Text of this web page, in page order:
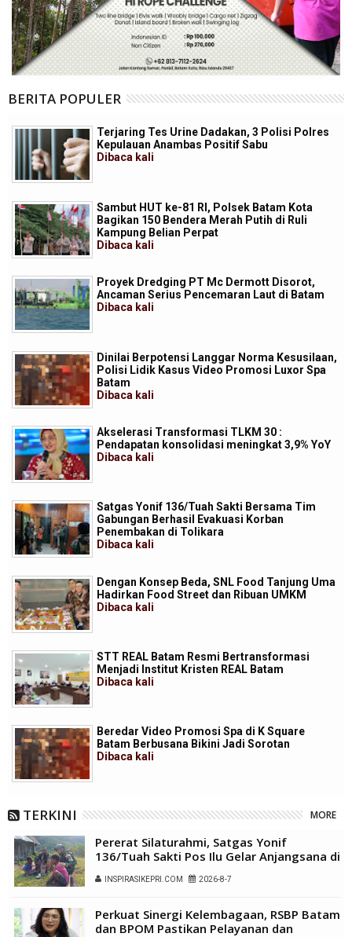
BERITA POPULER
Terjaring Tes Urine Dadakan, 3 Polisi Polres
Kepulauan Anambas Positif Sabu
Dibaca kali
Sambut HUT ke-81 RI, Polsek Batam Kota
Bagikan 150 Bendera Merah Putih di Ruli
Kampung Belian Perpat
Dibaca kali
Proyek Dredging PT Mc Dermott Disorot,
Ancaman Serius Pencemaran Laut di Batam
Dibaca kali
Dinilai Berpotensi Langgar Norma Kesusilaan,
Polisi Lidik Kasus Video Promosi Luxor Spa
Batam
Dibaca kali
Akselerasi Transformasi TLKM 30 :
Pendapatan konsolidasi meningkat 3,9% YoY
Dibaca kali
Satgas Yonif 136/Tuah Sakti Bersama Tim
Gabungan Berhasil Evakuasi Korban
Penembakan di Tolikara
Dibaca kali
Dengan Konsep Beda, SNL Food Tanjung Uma
Hadirkan Food Street dan Ribuan UMKM
Dibaca kali
STT REAL Batam Resmi Bertransformasi
Menjadi Institut Kristen REAL Batam
Dibaca kali
Beredar Video Promosi Spa di K Square
Batam Berbusana Bikini Jadi Sorotan
Dibaca kali
TERKINI MORE
Pererat Silaturahmi, Satgas Yonif
136/Tuah Sakti Pos Ilu Gelar Anjangsana di
INSPIRASIKEPRI.COM 2026-8-7
Perkuat Sinergi Kelembagaan, RSBP Batam
dan BPOM Pastikan Pelayanan dan